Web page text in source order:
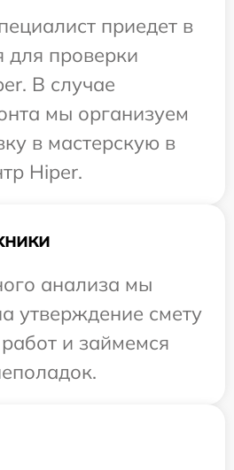
приедет в
для проверки
В случае
мы организуем
в мастерскую в
Hiper.
анализа мы
утверждение смету
и займемся